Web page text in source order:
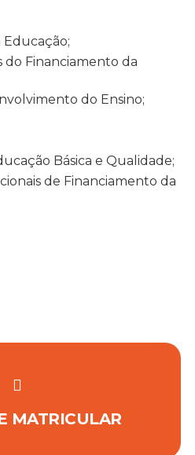
Educação;
do Financiamento da
do Ensino;
Básica e Qualidade;
de Financiamento da
MATRICULAR